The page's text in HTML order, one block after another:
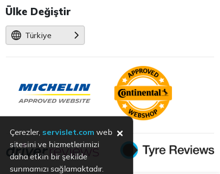
Ülke Değiştir
Türkiye
Çerezler, servislet.com web
sitesini ve hizmetlerimizi
daha etkin bir şekilde
sunmamızı sağlamaktadır.
×